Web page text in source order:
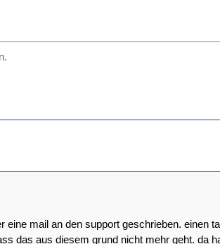
eine mail an den support geschrieben. einen
das aus diesem grund nicht mehr geht. da